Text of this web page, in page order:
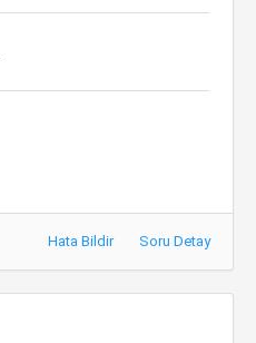
Hata Bildir Soru Detay